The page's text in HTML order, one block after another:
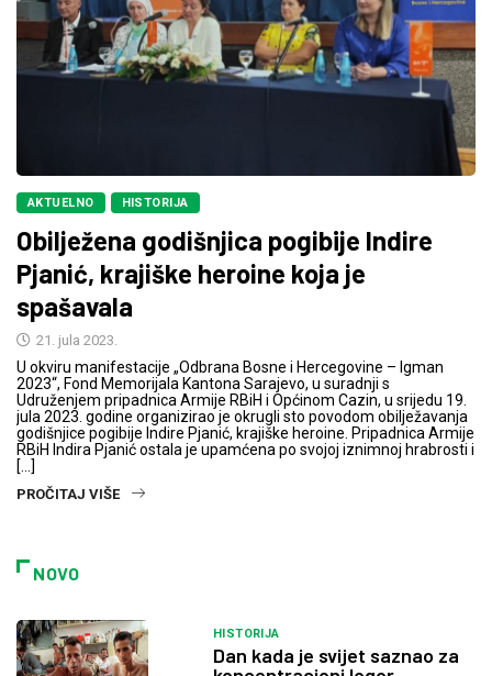
AKTUELNO HISTORIJA
Obilježena godišnjica pogibije Indire
Pjanić, krajiške heroine koja je
spašavala
21. jula 2023.
U okviru manifestacije „Odbrana Bosne i Hercegovine – Igman
2023“, Fond Memorijala Kantona Sarajevo, u suradnji s
Udruženjem pripadnica Armije RBiH i Općinom Cazin, u srijedu 19.
jula 2023. godine organizirao je okrugli sto povodom obilježavanja
godišnjice pogibije Indire Pjanić, krajiške heroine. Pripadnica Armije
RBiH Indira Pjanić ostala je upamćena po svojoj iznimnoj hrabrosti i
[…]
PROČITAJ VIŠE
NOVO
HISTORIJA
Dan kada je svijet saznao za